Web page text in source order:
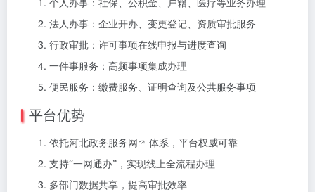
个人办事：社保、公积金、户籍、医疗等业务办理
法人办事：企业开办、变更登记、资质审批服务
行政审批：许可事项在线申报与进度查询
一件事服务：高频事项集成办理
便民服务：缴费服务、证明查询及公共服务事项
平台优势
依托河北政务服务网
体系，平台权威可靠
支持“一网通办”，实现线上全流程办理
多部门数据共享，提高审批效率